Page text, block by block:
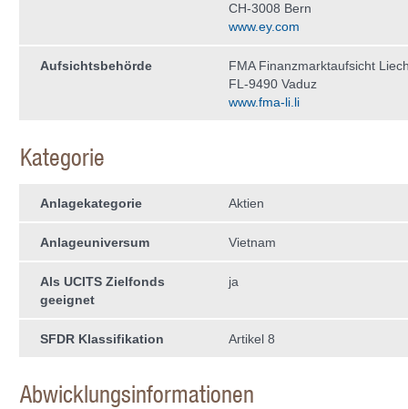
CH-3008 Bern
www.ey.com
Aufsichtsbehörde
FMA Finanzmarktaufsicht
FL-9490 Vaduz
www.fma-li.li
Kategorie
Anlagekategorie Aktien
Anlageuniversum Vietnam
Als UCITS Zielfonds
geeignet
ja
SFDR Klassifikation Artikel 8
Abwicklungsinformationen